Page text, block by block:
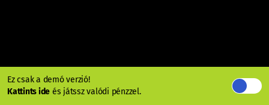
Ez csak a demó verzió!
Kattints ide és játssz valódi pénzzel.